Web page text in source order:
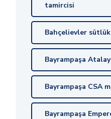
tamircisi
Bahçelievler
Bayrampaşa
Bayrampaşa CSA
Bayrampaşa